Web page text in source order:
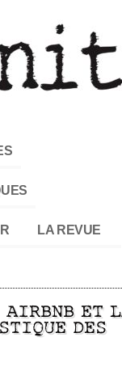
LA REVUE
ET
DES